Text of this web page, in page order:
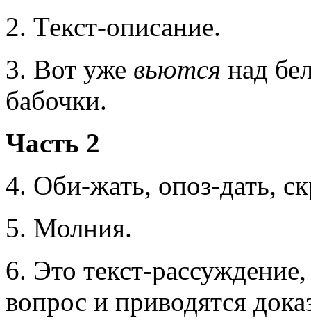
2. Текст-описание.
3. Вот уже вьются над
бабочки.
Часть 2
4. Оби-жать, опоз-дать,
5. Молния.
6. Это текст-рассуждение,
вопрос и приводятся